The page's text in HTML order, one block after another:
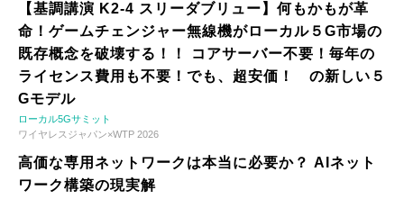
【基調講演 K2-4 スリーダブリュー】何もかもが革
命！ゲームチェンジャー無線機がローカル５G市場の
既存概念を破壊する！！ コアサーバー不要！毎年の
ライセンス費用も不要！でも、超安価！ の新しい５
Gモデル
ローカル5Gサミット
ワイヤレスジャパン×WTP 2026
高価な専用ネットワークは本当に必要か？ AIネット
ワーク構築の現実解